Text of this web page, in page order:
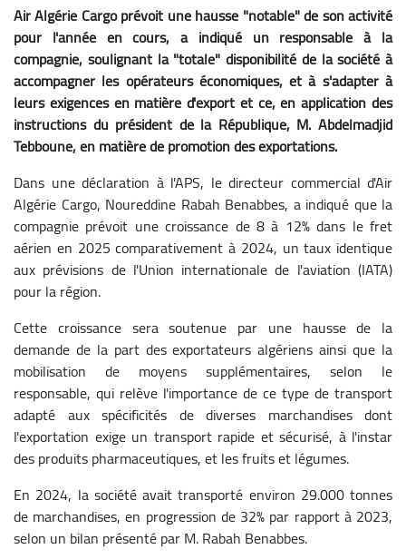
Air Algérie Cargo prévoit une hausse "notable" de son activité
pour l'année en cours, a indiqué un responsable à la
compagnie, soulignant la "totale" disponibilité de la société à
accompagner les opérateurs économiques, et à s'adapter à
leurs exigences en matière d'export et ce, en application des
instructions du président de la République, M. Abdelmadjid
Tebboune, en matière de promotion des exportations.
Dans une déclaration à l'APS, le directeur commercial d'Air
Algérie Cargo, Noureddine Rabah Benabbes, a indiqué que la
compagnie prévoit une croissance de 8 à 12% dans le fret
aérien en 2025 comparativement à 2024, un taux identique
aux prévisions de l'Union internationale de l'aviation (IATA)
pour la région.
Cette croissance sera soutenue par une hausse de la
demande de la part des exportateurs algériens ainsi que la
mobilisation de moyens supplémentaires, selon le
responsable, qui relève l'importance de ce type de transport
adapté aux spécificités de diverses marchandises dont
l'exportation exige un transport rapide et sécurisé, à l'instar
des produits pharmaceutiques, et les fruits et légumes.
En 2024, la société avait transporté environ 29.000 tonnes
de marchandises, en progression de 32% par rapport à 2023,
selon un bilan présenté par M. Rabah Benabbes.